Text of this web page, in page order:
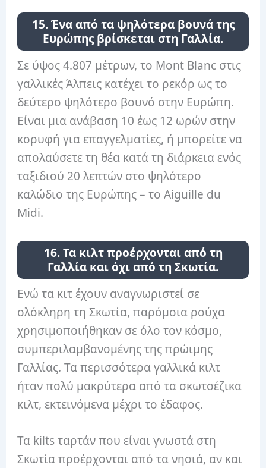
15. Ένα από τα ψηλότερα βουνά της
Ευρώπης βρίσκεται στη Γαλλία.
Σε ύψος 4.807 μέτρων, το Mont Blanc στις
γαλλικές Άλπεις κατέχει το ρεκόρ ως το
δεύτερο ψηλότερο βουνό στην Ευρώπη.
Είναι μια ανάβαση 10 έως 12 ωρών στην
κορυφή για επαγγελματίες, ή μπορείτε να
απολαύσετε τη θέα κατά τη διάρκεια ενός
ταξιδιού 20 λεπτών στο ψηλότερο
καλώδιο της Ευρώπης – το Aiguille du
Midi.
16. Τα κιλτ προέρχονται από τη
Γαλλία και όχι από τη Σκωτία.
Ενώ τα κιτ έχουν αναγνωριστεί σε
ολόκληρη τη Σκωτία, παρόμοια ρούχα
χρησιμοποιήθηκαν σε όλο τον κόσμο,
συμπεριλαμβανομένης της πρώιμης
Γαλλίας. Τα περισσότερα γαλλικά κιλτ
ήταν πολύ μακρύτερα από τα σκωτσέζικα
κιλτ, εκτεινόμενα μέχρι το έδαφος.
Τα kilts ταρτάν που είναι γνωστά στη
Σκωτία προέρχονται από τα νησιά, αν και